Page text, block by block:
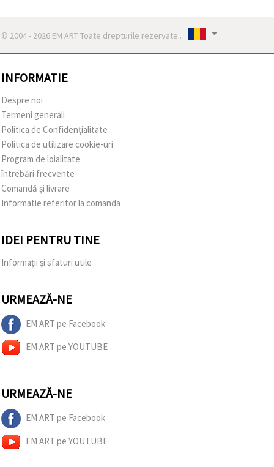
© 2004 - 2026 EM ART Toate drepturile rezervate..
INFORMATIE
Despre noi
Termeni generali
Politica de Confidențialitate
Politica de utilizare cookie-uri
Program de loialitate
întrebări frecvente
Comandă și livrare
Informatie referitor la comanda
IDEI PENTRU TINE
Informații și sfaturi utile
URMEAZĂ-NE
EM ART pe Facebook
EM ART pe YOUTUBE
URMEAZĂ-NE
EM ART pe Facebook
EM ART pe YOUTUBE